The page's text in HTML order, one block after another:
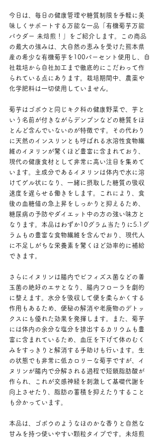
今日は、毎日の健康管理や糖質制限を手軽に美
味しくサポートする万能な一品「有機菊芋万能
パウダー 未焙煎！」をご紹介します。この商品
の最大の強みは、大自然の恵みを受けた熊本県
産の希少な有機菊芋を100パーセント使用し、自
社栽培から自社加工まで徹底的にこだわって作
られている点にあります。栽培期間中、農薬や
化学肥料は一切使用していません。
菊芋はゴボウと同じキク科の健康野菜で、芋と
いう名前が付きながらデンプンなどの糖質をほ
とんど含んでいないのが特徴です。その代わり
に天然のインスリンとも呼ばれる水溶性食物繊
維のイヌリンが驚くほど豊富に含まれており、
現代の健康食材として非常に高い注目を集めて
います。主成分であるイヌリンは体内で水に溶
けてゲル状になり、一緒に摂取した糖質の吸収
速度を遅らせる働きをします。これにより、食
後の血糖値の急上昇をしっかりと抑えるため、
糖尿病の予防やダイエット中の方の強い味方と
なります。本品はわずか10グラム当たりに5.1グ
ラムもの豊富な食物繊維を含んでおり、現代人
に不足しがちな栄養素を驚くほど効率的に補給
できます。
さらにイヌリンは腸内でビフィズス菌などの善
玉菌の絶好のエサとなり、腸内フローラを劇的
に整えます。水分を吸収して便を柔らかくする
作用もあるため、便秘の解消や老廃物のデトッ
クスにも優れた効果を発揮します。また、菊芋
には体内の余分な塩分を排出するカリウムも豊
富に含まれているため、血圧を下げて体のむく
みをすっきりと解消する手助けも行います。生
の状態でも非常に低カロリーな菊芋ですが、イ
ヌリンが腸内で分解される過程で短鎖脂肪酸が
作られ、これが交感神経を刺激して基礎代謝を
向上させたり、脂肪の蓄積を抑えたりすること
も分かっています。
本品は、ゴボウのようなほのかな香りと自然な
甘みを持つ使いやすい顆粒タイプです。未焙煎